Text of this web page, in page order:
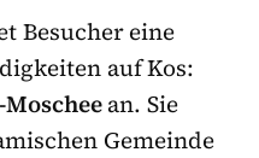
Besucher eine
auf Kos:
an. Sie
Gemeinde